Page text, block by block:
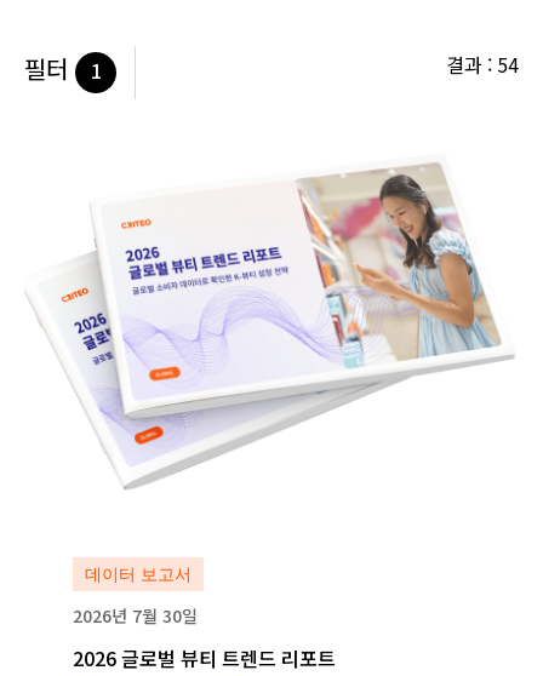
필터 1 결과 : 54
데이터 보고서
2026년 7월 30일
2026 글로벌 뷰티 트렌드 리포트